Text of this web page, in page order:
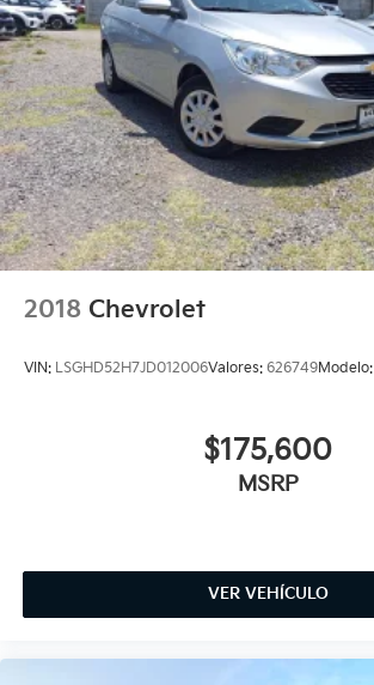
2018 Chevrolet
VIN: LSGHD52H7JD012006Valores: 626749Modelo:
$175,600
MSRP
VER VEHÍCULO